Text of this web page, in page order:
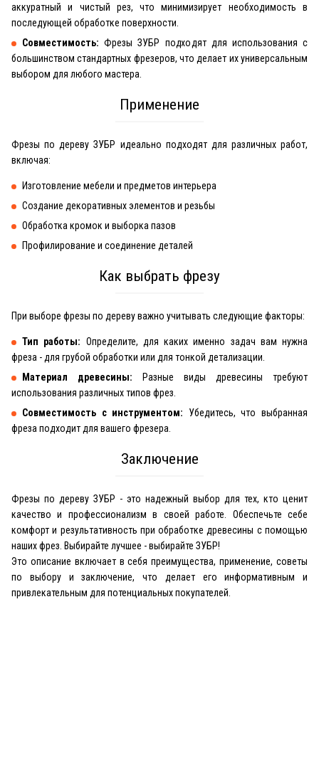
аккуратный и чистый рез, что минимизирует необходимость в
последующей обработке поверхности.
Совместимость: Фрезы ЗУБР подходят для использования с
большинством стандартных фрезеров, что делает их универсальным
выбором для любого мастера.
Применение
Фрезы по дереву ЗУБР идеально подходят для различных работ,
включая:
Изготовление мебели и предметов интерьера
Создание декоративных элементов и резьбы
Обработка кромок и выборка пазов
Профилирование и соединение деталей
Как выбрать фрезу
При выборе фрезы по дереву важно учитывать следующие факторы:
Тип работы: Определите, для каких именно задач вам нужна
фреза - для грубой обработки или для тонкой детализации.
Материал древесины: Разные виды древесины требуют
использования различных типов фрез.
Совместимость с инструментом: Убедитесь, что выбранная
фреза подходит для вашего фрезера.
Заключение
Фрезы по дереву ЗУБР - это надежный выбор для тех, кто ценит
качество и профессионализм в своей работе. Обеспечьте себе
комфорт и результативность при обработке древесины с помощью
наших фрез. Выбирайте лучшее - выбирайте ЗУБР!
Это описание включает в себя преимущества, применение, советы
по выбору и заключение, что делает его информативным и
привлекательным для потенциальных покупателей.